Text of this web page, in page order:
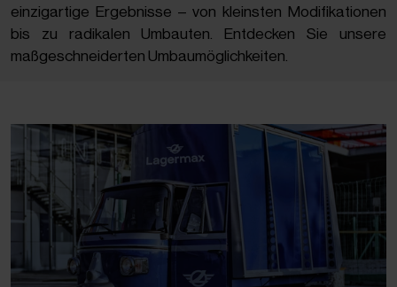
einzigartige Ergebnisse – von kleinsten Modifikationen
bis zu radikalen Umbauten. Entdecken Sie unsere
maßgeschneiderten Umbaumöglichkeiten.